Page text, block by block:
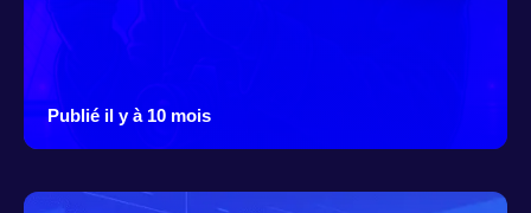
Publié il y à 10 mois